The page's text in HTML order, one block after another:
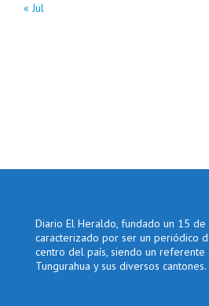
« Jul
Diario El Heraldo, fundado un 15
caracterizado por ser un periódico
centro del país, siendo un referente
Tungurahua y sus diversos cantones.